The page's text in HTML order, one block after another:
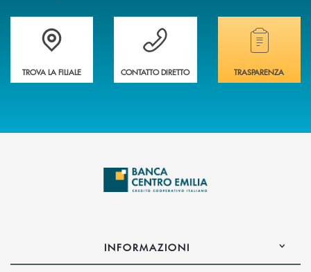
Accedi all' elenco completo delle filiali
TROVA LA FILIALE
Vuoi avere maggiori informazioni sulla
CONTATTO DIRETTO
Hai bisogno di
TRASPARENZA
INFORMAZIONI